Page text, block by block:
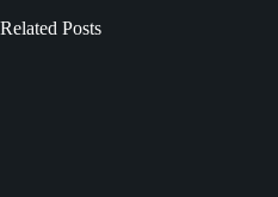
Related Posts